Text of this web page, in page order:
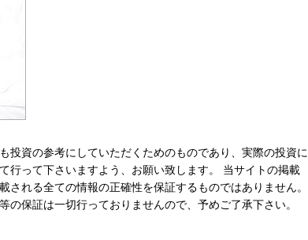
投資の参考にしていただくためのものであり、実際の投資に
行って下さいますよう、お願い致します。 当サイトの掲載
される全ての情報の正確性を保証するものではありません。
の保証は一切行っておりませんので、予めご了承下さい。